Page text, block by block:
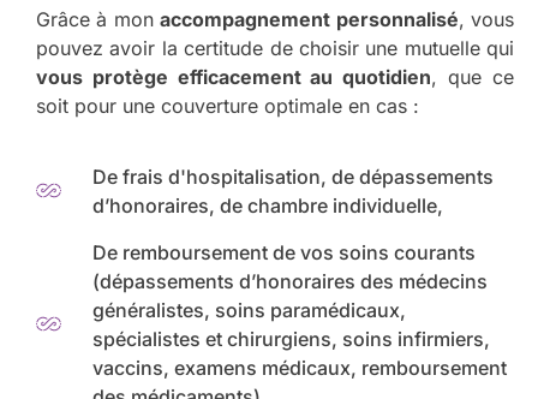
Grâce à monaccompagnement personnalisé, vous
pouvez avoir la certitude de choisir une mutuelle qui
vous protège efficacement au quotidien, que ce
soit pour une couverture optimale en cas :
De frais d'hospitalisation, de dépassements
d’honoraires, de chambre individuelle,
De remboursement de vos soins courants
(dépassements d’honoraires des médecins
généralistes, soins paramédicaux,
spécialistes et chirurgiens, soins infirmiers,
vaccins, examens médicaux, remboursement